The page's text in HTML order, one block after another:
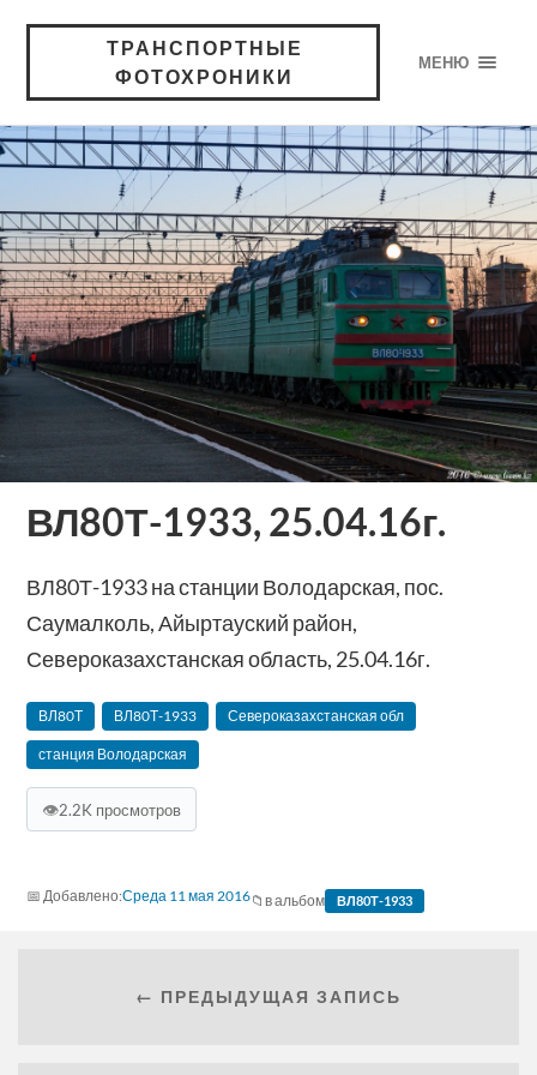
ТРАНСПОРТНЫЕ
ФОТОХРОНИКИ
МЕНЮ
ВЛ80Т-1933, 25.04.16г.
ВЛ80Т-1933 на станции Володарская, пос.
Саумалколь, Айыртауский район,
Североказахстанская область, 25.04.16г.
ВЛ80Т ВЛ80Т-1933 Североказахстанская обл
станция Володарская
👁2.2K просмотров
Среда 11 мая 2016 в альбом ВЛ80Т-1933
← ПРЕДЫДУЩАЯ ЗАПИСЬ